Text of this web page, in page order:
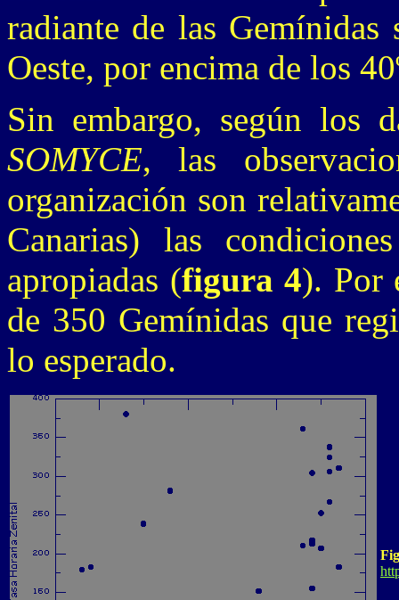
radiante de las
Oeste, por encima de los
Sin embargo, según los
SOMYCE, las
organización son
Canarias) las
apropiadas (figura 4). Por
de 350 Gemínidas que
lo esperado.